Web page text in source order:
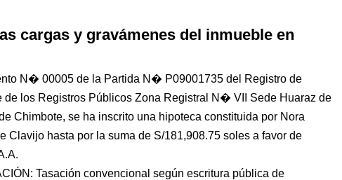
cargas y gravámenes del inmueble en
N� 00005 de la Partida N� P09001735 del Registro de
de los Registros Públicos Zona Registral N� VII Sede Huaraz de
Chimbote, se ha inscrito una hipoteca constituida por Nora
Clavijo hasta por la suma de S/181,908.75 soles a favor de
Tasación convencional según escritura pública de